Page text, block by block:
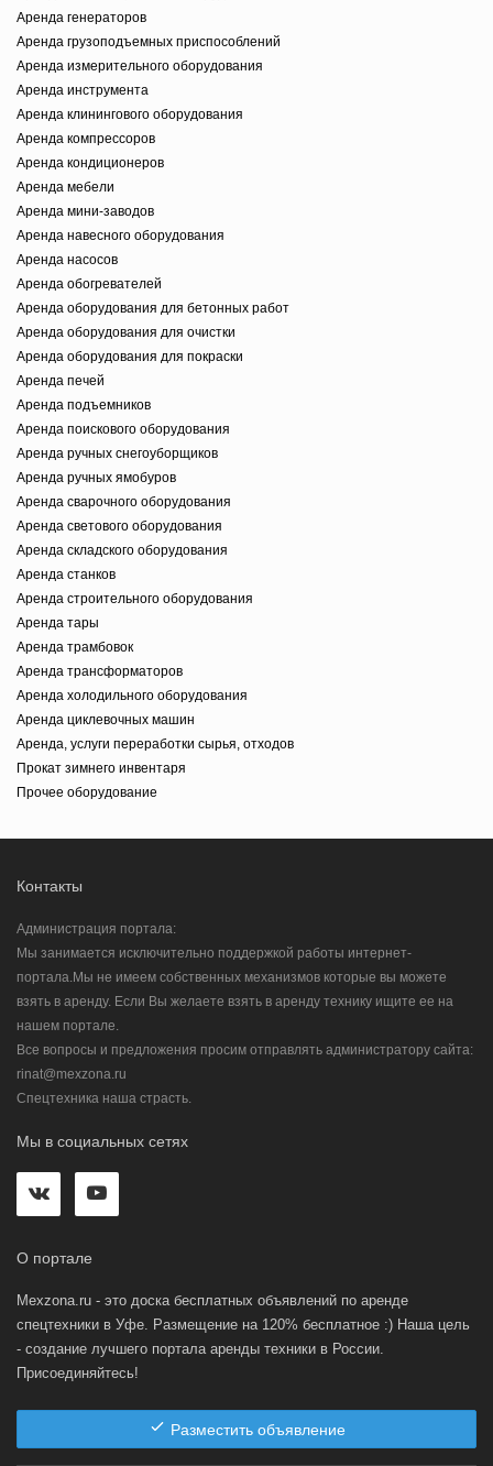
Аренда генераторов
Аренда грузоподъемных приспособлений
Аренда измерительного оборудования
Аренда инструмента
Аренда клинингового оборудования
Аренда компрессоров
Аренда кондиционеров
Аренда мебели
Аренда мини-заводов
Аренда навесного оборудования
Аренда насосов
Аренда обогревателей
Аренда оборудования для бетонных работ
Аренда оборудования для очистки
Аренда оборудования для покраски
Аренда печей
Аренда подъемников
Аренда поискового оборудования
Аренда ручных снегоуборщиков
Аренда ручных ямобуров
Аренда сварочного оборудования
Аренда светового оборудования
Аренда складского оборудования
Аренда станков
Аренда строительного оборудования
Аренда тары
Аренда трамбовок
Аренда трансформаторов
Аренда холодильного оборудования
Аренда циклевочных машин
Аренда, услуги переработки сырья, отходов
Прокат зимнего инвентаря
Прочее оборудование
Контакты
Администрация портала:
Мы занимается исключительно поддержкой работы интернет-
портала.Мы не имеем собственных механизмов которые вы можете
взять в аренду. Если Вы желаете взять в аренду технику ищите ее на
нашем портале.
Все вопросы и предложения просим отправлять администратору сайта:
rinat@mexzona.ru
Спецтехника наша страсть.
Мы в социальных сетях
О портале
Mexzona.ru - это доска бесплатных объявлений по аренде
спецтехники в Уфе. Размещение на 120% бесплатное :) Наша цель
- создание лучшего портала аренды техники в России.
Присоединяйтесь!
Разместить объявление